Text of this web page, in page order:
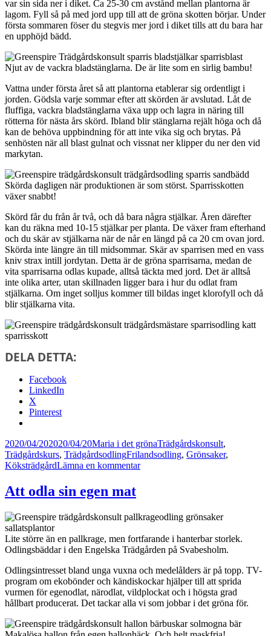
var sin sida ner i diket. Ca 25-30 cm avstånd mellan plantorna är
lagom. Fyll så på med jord upp till att de gröna skotten börjar. Under
första sommaren föser du stegvis mer jord i diket tills att du bara har
en upphöjd bädd.
Njut av de vackra bladstänglarna. De är lite som en sirlig bambu!
Vattna under första året så att plantorna etablerar sig ordentligt i
jorden. Gödsla varje sommar efter att skörden är avslutad. Låt de
fluffiga, vackra bladstänglarna växa upp och lagra in näring till
rötterna för nästa års skörd. Ibland blir stänglarna rejält höga och då
kan de behöva uppbindning för att inte vika sig och brytas. På
senhösten när all blast gulnat och vissnat ner klipper du ner den vid
markytan.
Skörda dagligen när produktionen är som störst. Sparrisskotten
växer snabbt!
Skörd får du från år två, och då bara några stjälkar. Åren därefter
kan du räkna med 10-15 stjälkar per planta. De växer fram efterhand
och du skär av stjälkarna när de når en längd på ca 20 cm ovan jord.
Skörda inte längre än till midsommar. Skär av sparrisen med en vass
kniv strax intill jordytan. Detta är de gröna sparrisarna, medan de
vita sparrisarna odlas kupade, alltså täckta med jord. Det är alltså
inte olika arter, utan skillnaden ligger bara i hur du odlat fram
stjälkarna. Om inget solljus kommer till bildas inget klorofyll och då
blir stjälkarna vita.
DELA DETTA:
Facebook
LinkedIn
X
Pinterest
Postat
2020/04/202020/04/20Författare
Maria i det grönaKategorier
Trädgårdskonsult,
Trädgårdskurs, TrädgårdsodlingTaggar
Frilandsodling, Grönsaker,
KöksträdgårdLämna en kommentartill
Att odla sin egen mat
Lite större än en pallkrage, men fortfarande i hanterbar storlek.
Odlingsbäddar i den Engelska Trädgården på Svabesholm.
Odlingsintresset bland unga vuxna och medelålders är på topp. TV-
program om ekobönder och kändiskockar hjälper till att sprida
vurmen för egenodlat, närodlat, vildplockat och i högsta grad
hållbart producerat. Det tackar alla vi som jobbar i det gröna för.